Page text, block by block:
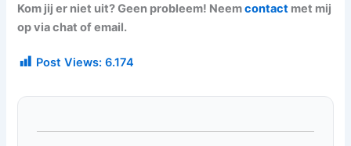
Kom jij er niet uit? Geen probleem! Neemcontact met mij
op via chat of email.
Post Views: 6.174